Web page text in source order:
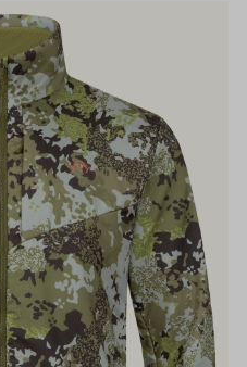
und tragen aktiv zum
ihre Konstruktion ganzheitlich
und Hund abgestimmt.
der Blaser
über den gesamten Lauf
Silence die erstklassige
Modell auszeichnet. Die
ist in
das ihr sowohl ein
attraktives